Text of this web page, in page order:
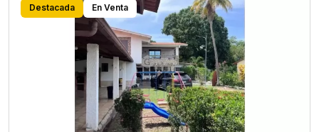
Destacada En Venta